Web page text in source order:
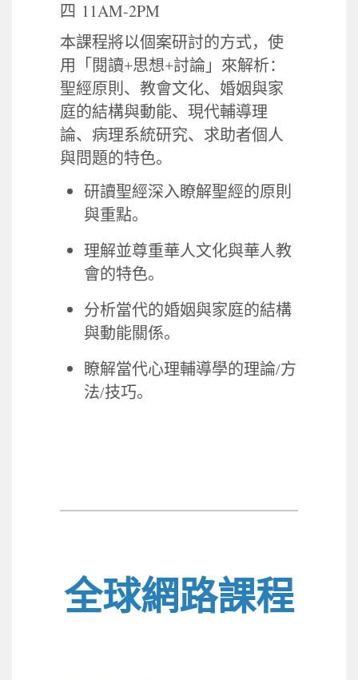
四 11AM-2PM
本課程將以個案研討的方式，使
用「閱讀+思想+討論」來解析：
聖經原則、教會文化、婚姻與家
庭的結構與動能、現代輔導理
論、病理系統研究、求助者個人
與問題的特色。
研讀聖經深入瞭解聖經的原則
與重點。
理解並尊重華人文化與華人教
會的特色。
分析當代的婚姻與家庭的結構
與動能關係。
瞭解當代心理輔導學的理論/方
法/技巧。
全球網路課程